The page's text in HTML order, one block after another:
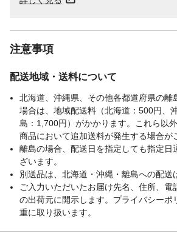
注意事項
配送地域・送料について
北海道、沖縄県、その他各都道府県の離
場合は、地域配送料（北海道：500円、
島：1,700円）がかかります。これら以
商品において追加送料が発生する場合が
離島の場合、配送日を指定しても指定日
ざいます。
別送品は、北海道・沖縄・離島への配送
ご入力いただいたお届け先名、住所、電
の出荷元に開示します。プライバシーポ
重に取り扱います。